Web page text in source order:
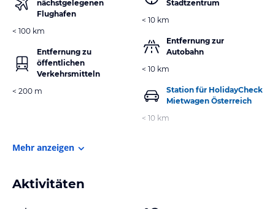
nächstgelegenen
Flughafen
< 100 km
Entfernung zu
öffentlichen
Verkehrsmitteln
< 200 m
Stadtzentrum
< 10 km
Entfernung zur
Autobahn
< 10 km
Station für HolidayCheck
Mietwagen Österreich
< 10 km
Mehr anzeigen
Aktivitäten